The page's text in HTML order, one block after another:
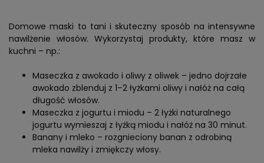
Domowe maski to tani i skuteczny sposób na intensywne
nawilżenie włosów. Wykorzystaj produkty, które masz w
kuchni – np.:
Maseczka z awokado i oliwy z oliwek – jedno dojrzałe
awokado zblenduj z 1–2 łyżkami oliwy i nałóż na całą
długość włosów.
Maseczka z jogurtu i miodu – 2 łyżki naturalnego
jogurtu wymieszaj z łyżką miodu i nałóż na 30 minut.
Banany i mleko – rozgnieciony banan z odrobiną
mleka nawilży i zmiękczy włosy.